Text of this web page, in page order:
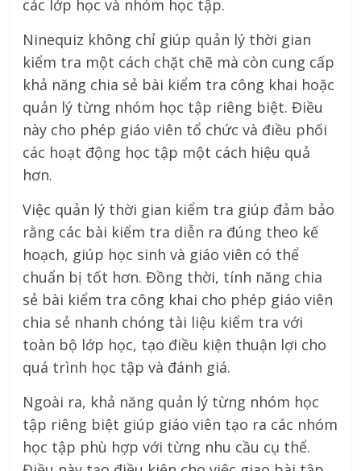
các lớp học và nhóm học tập.
Ninequiz không chỉ giúp quản lý thời gian
kiểm tra một cách chặt chẽ mà còn cung cấp
khả năng chia sẻ bài kiểm tra công khai hoặc
quản lý từng nhóm học tập riêng biệt. Điều
này cho phép giáo viên tổ chức và điều phối
các hoạt động học tập một cách hiệu quả
hơn.
Việc quản lý thời gian kiểm tra giúp đảm bảo
rằng các bài kiểm tra diễn ra đúng theo kế
hoạch, giúp học sinh và giáo viên có thể
chuẩn bị tốt hơn. Đồng thời, tính năng chia
sẻ bài kiểm tra công khai cho phép giáo viên
chia sẻ nhanh chóng tài liệu kiểm tra với
toàn bộ lớp học, tạo điều kiện thuận lợi cho
quá trình học tập và đánh giá.
Ngoài ra, khả năng quản lý từng nhóm học
tập riêng biệt giúp giáo viên tạo ra các nhóm
học tập phù hợp với từng nhu cầu cụ thể.